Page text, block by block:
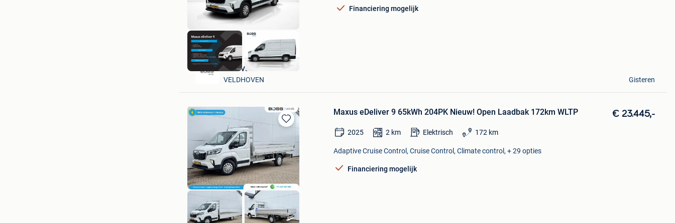
Financiering mogelijk
Boss Vans
VELDHOVEN
Gisteren
Bewaren
Mijn
Favorieten
Maxus eDeliver 9 65kWh 204PK Nieuw! Open Laadbak 172km WLTP € 23.445,-
2025 2 km Elektrisch 172 km
Adaptive Cruise Control, Cruise Control, Climate control, + 29 opties
Financiering mogelijk